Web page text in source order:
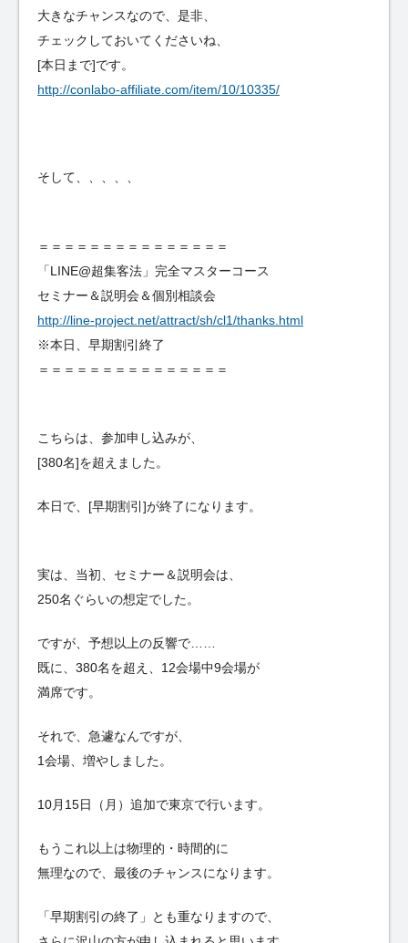
大きなチャンスなので、是非、
チェックしておいてくださいね、
[本日まで]です。
http://conlabo-affiliate.com/item/10/10335/
そして、、、、、
＝＝＝＝＝＝＝＝＝＝＝＝＝＝＝
「LINE@超集客法」完全マスターコース
セミナー＆説明会＆個別相談会
http://line-project.net/attract/sh/cl1/thanks.html
※本日、早期割引終了
＝＝＝＝＝＝＝＝＝＝＝＝＝＝＝
こちらは、参加申し込みが、
[380名]を超えました。
本日で、[早期割引]が終了になります。
実は、当初、セミナー＆説明会は、
250名ぐらいの想定でした。
ですが、予想以上の反響で……
既に、380名を超え、12会場中9会場が
満席です。
それで、急遽なんですが、
1会場、増やしました。
10月15日（月）追加で東京で行います。
もうこれ以上は物理的・時間的に
無理なので、最後のチャンスになります。
「早期割引の終了」とも重なりますので、